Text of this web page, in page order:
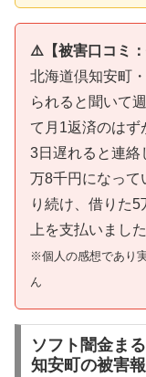
⚠️【被害口コミ：
北海道倶知安町
られると聞いて
て月1返済のはず
3日遅れると連絡
万8千円になって
り続け、借りた
上を支払いまし
※個人の感想であり
ん
ソフト闇金ま
知安町の被害報